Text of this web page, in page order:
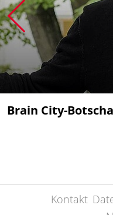
Brain City-
Kontakt